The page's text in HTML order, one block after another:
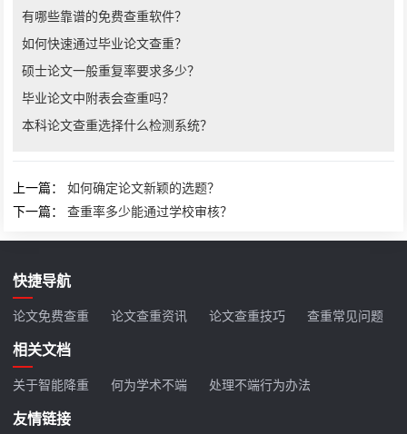
有哪些靠谱的免费查重软件？
如何快速通过毕业论文查重？
硕士论文一般重复率要求多少？
毕业论文中附表会查重吗？
本科论文查重选择什么检测系统？
上一篇：如何确定论文新颖的选题？
下一篇：查重率多少能通过学校审核？
快捷导航
论文免费查重 论文查重资讯 论文查重技巧 查重常见问题
相关文档
关于智能降重 何为学术不端 处理不端行为办法
友情链接